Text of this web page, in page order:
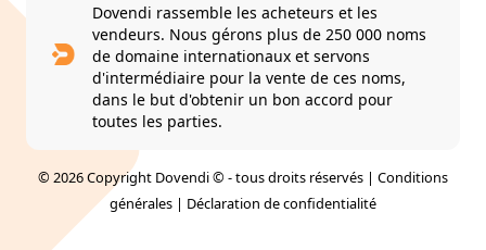
Dovendi rassemble les acheteurs et les
vendeurs. Nous gérons plus de 250 000 noms
de domaine internationaux et servons
d'intermédiaire pour la vente de ces noms,
dans le but d'obtenir un bon accord pour
toutes les parties.
© 2026 Copyright Dovendi © - tous droits réservés | Conditions
générales | Déclaration de confidentialité